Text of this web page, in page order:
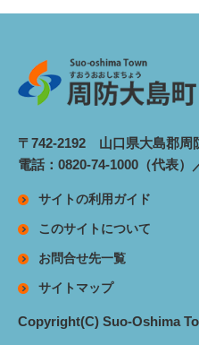
〒742-2192 山口県大島郡周
電話：0820-74-1000（代表）
サイトの利用ガイド
このサイトについて
お問合せ先一覧
サイトマップ
Copyright(C) Suo-Oshima